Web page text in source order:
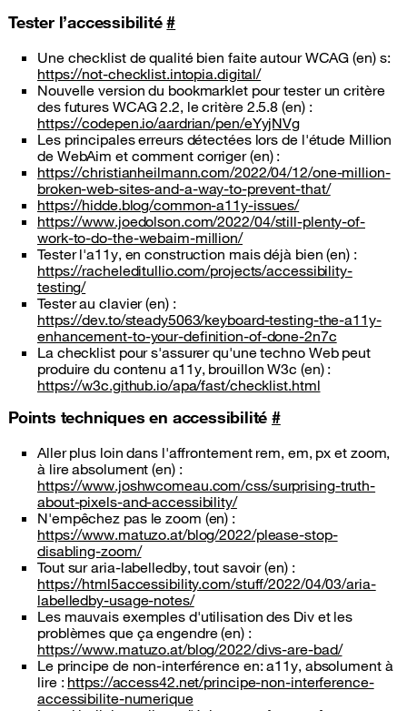
Tester l’accessibilité#
Une checklist de qualité bien faite autour WCAG (en) s:
https://not-checklist.intopia.digital/
Nouvelle version du bookmarklet pour tester un critère
des futures WCAG 2.2, le critère 2.5.8 (en) :
https://codepen.io/aardrian/pen/eYyjNVg
Les principales erreurs détectées lors de l'étude Million
de WebAim et comment corriger (en) :
https://christianheilmann.com/2022/04/12/one-million-
broken-web-sites-and-a-way-to-prevent-that/
https://hidde.blog/common-a11y-issues/
https://www.joedolson.com/2022/04/still-plenty-of-
work-to-do-the-webaim-million/
Tester l'a11y, en construction mais déjà bien (en) :
https://racheleditullio.com/projects/accessibility-
testing/
Tester au clavier (en) :
https://dev.to/steady5063/keyboard-testing-the-a11y-
enhancement-to-your-definition-of-done-2n7c
La checklist pour s'assurer qu'une techno Web peut
produire du contenu a11y, brouillon W3c (en) :
https://w3c.github.io/apa/fast/checklist.html
Points techniques en accessibilité #
Aller plus loin dans l'affrontement rem, em, px et zoom,
à lire absolument (en) :
https://www.joshwcomeau.com/css/surprising-truth-
about-pixels-and-accessibility/
N'empêchez pas le zoom (en) :
https://www.matuzo.at/blog/2022/please-stop-
disabling-zoom/
Tout sur aria-labelledby, tout savoir (en) :
https://html5accessibility.com/stuff/2022/04/03/aria-
labelledby-usage-notes/
Les mauvais exemples d'utilisation des Div et les
problèmes que ça engendre (en) :
https://www.matuzo.at/blog/2022/divs-are-bad/
Le principe de non-interférence en: a11y, absolument à
lire : https://access42.net/principe-non-interference-
accessibilite-numerique